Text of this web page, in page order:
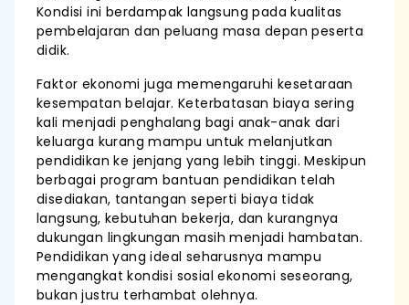
Kondisi ini berdampak langsung pada kualitas
pembelajaran dan peluang masa depan peserta
didik.
Faktor ekonomi juga memengaruhi kesetaraan
kesempatan belajar. Keterbatasan biaya sering
kali menjadi penghalang bagi anak-anak dari
keluarga kurang mampu untuk melanjutkan
pendidikan ke jenjang yang lebih tinggi. Meskipun
berbagai program bantuan pendidikan telah
disediakan, tantangan seperti biaya tidak
langsung, kebutuhan bekerja, dan kurangnya
dukungan lingkungan masih menjadi hambatan.
Pendidikan yang ideal seharusnya mampu
mengangkat kondisi sosial ekonomi seseorang,
bukan justru terhambat olehnya.